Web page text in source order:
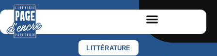
LITTÉRATURE